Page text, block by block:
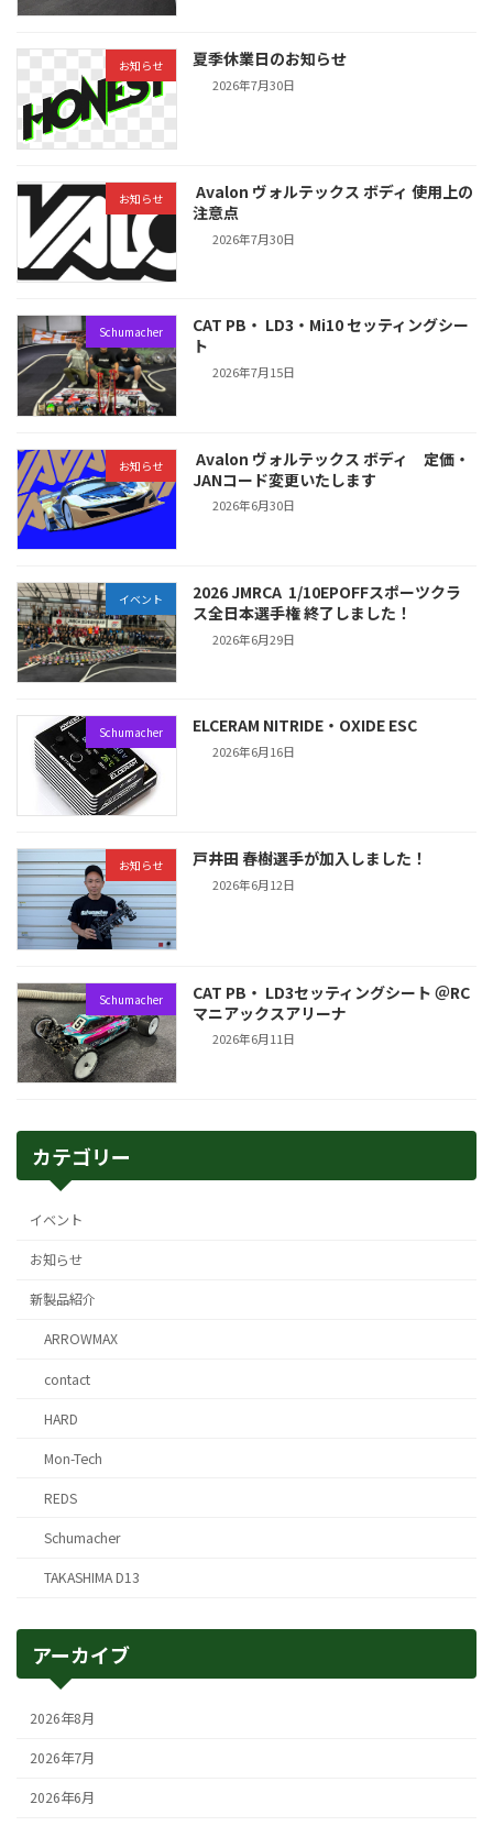
お知らせ 夏季休業日のお知らせ
2026年7月30日
お知らせ
Avalon ヴォルテックス ボディ 使用上の
注意点
2026年7月30日
Schumacher
CAT PB・ LD3・Mi10 セッティングシー
ト
2026年7月15日
お知らせ
Avalon ヴォルテックス ボディ 定価・
JANコード変更いたします
2026年6月30日
イベント
2026 JMRCA 1/10EPOFFスポーツクラ
ス全日本選手権 終了しました！
2026年6月29日
Schumacher ELCERAM NITRIDE・OXIDE ESC
2026年6月16日
お知らせ 戸井田 春樹選手が加入しました！
2026年6月12日
Schumacher
CAT PB・ LD3セッティングシート ＠RC
マニアックスアリーナ
2026年6月11日
カテゴリー
イベント
お知らせ
新製品紹介
ARROWMAX
contact
HARD
Mon-Tech
REDS
Schumacher
TAKASHIMA D13
アーカイブ
2026年8月
2026年7月
2026年6月